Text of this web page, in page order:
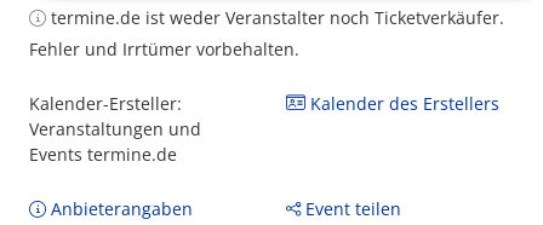
termine.de ist weder Veranstalter noch Ticketverkäufer.
Fehler und Irrtümer vorbehalten.
Kalender-Ersteller:
Veranstaltungen und
Events termine.de
Kalender des Erstellers
Anbieterangaben Event teilen